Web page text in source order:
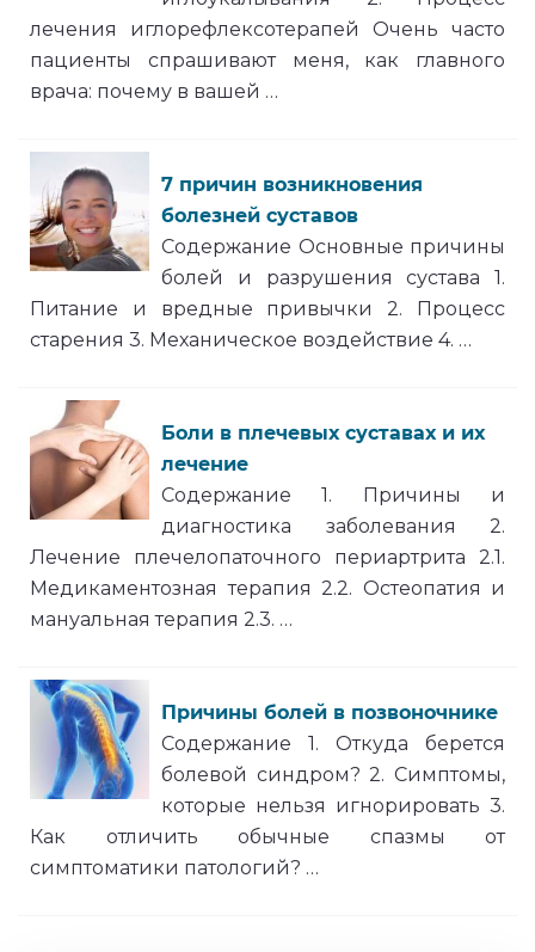
лечения иглорефлексотерапей Очень часто
пациенты спрашивают меня, как главного
врача: почему в вашей …
7 причин возникновения
болезней суставов
Содержание Основные причины
болей и разрушения сустава 1.
Питание и вредные привычки 2. Процесс
старения 3. Механическое воздействие 4. …
Боли в плечевых суставах и их
лечение
Содержание 1. Причины и
диагностика заболевания 2.
Лечение плечелопаточного периартрита 2.1.
Медикаментозная терапия 2.2. Остеопатия и
мануальная терапия 2.3. …
Причины болей в позвоночнике
Содержание 1. Откуда берется
болевой синдром? 2. Симптомы,
которые нельзя игнорировать 3.
Как отличить обычные спазмы от
симптоматики патологий? …